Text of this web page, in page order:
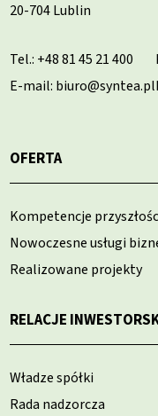
20-704 Lublin
Tel.: +48 81 45 21 400
E-mail: biuro@syntea.pl
OFERTA
Kompetencje
Nowoczesne usługi
Realizowane projekty
RELACJE
Władze spółki
Rada nadzorcza